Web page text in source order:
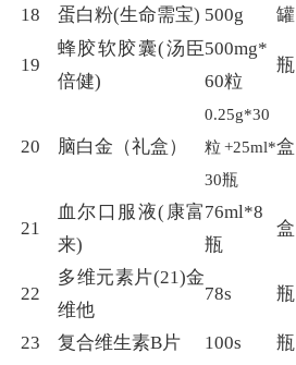
18
蛋白粉(生命需宝) 500g 罐
19
蜂胶软胶囊(汤臣
倍健)
500mg*
60粒
瓶
20 脑白金（礼盒）
0.25g*30
粒+25ml*
30瓶
盒
21
血尔口服液(康富
来)
76ml*8
瓶
盒
22
多维元素片(21)金
维他
78s 瓶
23 复合维生素B片 100s 瓶